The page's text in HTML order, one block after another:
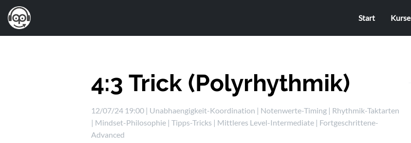
Start Kurse
4:3 Trick (Polyrhythmik)
12/07/24 19:00 | Unabhaengigkeit-Koordination | Notenwerte-Timing | Rhythmik-Taktarten
| Mindset-Philosophie | Tipps-Tricks | Mittleres Level-Intermediate | Fortgeschrittene-
Advanced